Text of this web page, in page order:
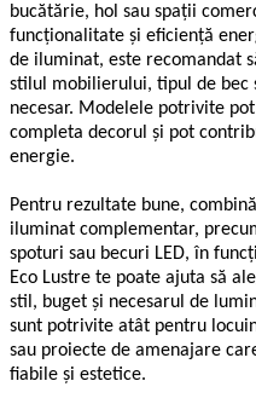
bucătărie, hol sau spații
funcționalitate și eficiență
de iluminat, este recomandat
stilul mobilierului, tipul de bec
necesar. Modelele potrivite
completa decorul și pot
energie.
Pentru rezultate bune,
iluminat complementar,
spoturi sau becuri LED, în
Eco Lustre te poate ajuta să
stil, buget și necesarul de
sunt potrivite atât pentru
sau proiecte de amenajare
fiabile și estetice.